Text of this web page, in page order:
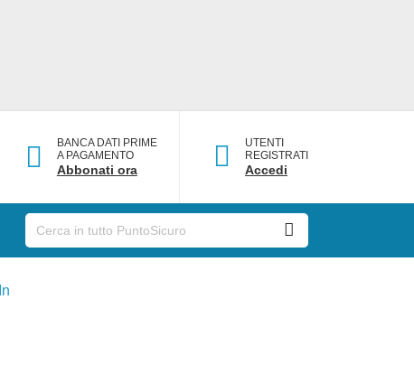
BANCA DATI PRIME
A PAGAMENTO
Abbonati ora
UTENTI
REGISTRATI
Accedi